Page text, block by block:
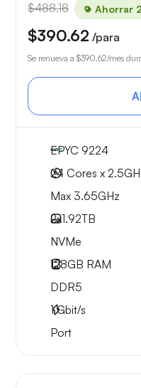
$488.18 Ahorrar
$390.62 /para
Se renueva a $390.62/mes
EPYC 9224
24 Cores x
Max 3.65GHz
2x1.92TB
NVMe
128GB RAM
DDR5
1Gbit/s
Port